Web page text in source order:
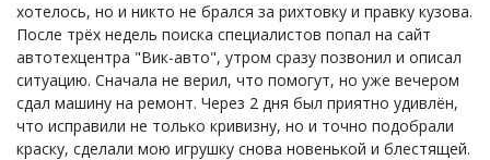
хотелось, но и никто не брался за рихтовку и правку кузова.
После трёх недель поиска специалистов попал на сайт
автотехцентра "Вик-авто", утром сразу позвонил и описал
ситуацию. Сначала не верил, что помогут, но уже вечером
сдал машину на ремонт. Через 2 дня был приятно удивлён,
что исправили не только кривизну, но и точно подобрали
краску, сделали мою игрушку снова новенькой и блестящей.